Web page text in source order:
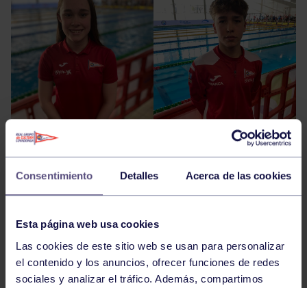
Consentimiento Detalles Acerca de las cookies
Esta página web usa cookies
Las cookies de este sitio web se usan para personalizar
el contenido y los anuncios, ofrecer funciones de redes
sociales y analizar el tráfico. Además, compartimos